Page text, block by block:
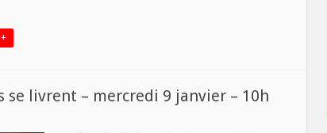
se livrent – mercredi 9 janvier – 10h